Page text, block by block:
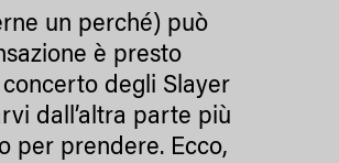
un perché) può
è presto
degli Slayer
dall’altra parte più
per prendere. Ecco,